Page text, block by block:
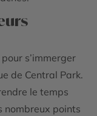
s’immerger
de Central Park.
le temps
nombreux points